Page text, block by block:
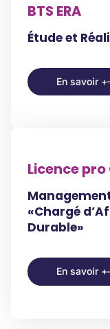
BTS ERA
Étude et
En savoir +
En savoir +
Licence pro
«Chargé
Durable»
En savoir +
En savoir +